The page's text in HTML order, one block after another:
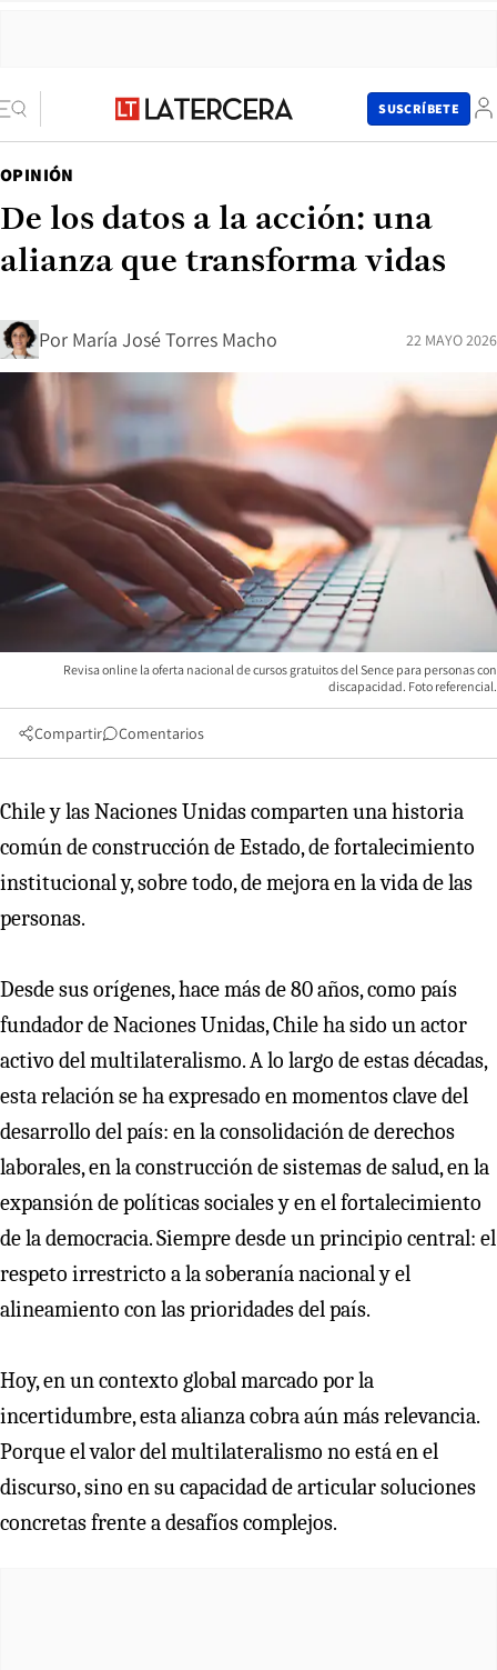
SUSCRÍBETE
OPINIÓN
De los datos a la acción: una
alianza que transforma vidas
Por María José Torres Macho 22 MAYO 2026
Revisa online la oferta nacional de cursos gratuitos del Sence para personas con
discapacidad. Foto referencial.
Compartir Comentarios
Chile y las Naciones Unidas comparten una historia
común de construcción de Estado, de fortalecimiento
institucional y, sobre todo, de mejora en la vida de las
personas.
Desde sus orígenes, hace más de 80 años, como país
fundador de Naciones Unidas, Chile ha sido un actor
activo del multilateralismo. A lo largo de estas décadas,
esta relación se ha expresado en momentos clave del
desarrollo del país: en la consolidación de derechos
laborales, en la construcción de sistemas de salud, en la
expansión de políticas sociales y en el fortalecimiento
de la democracia. Siempre desde un principio central: el
respeto irrestricto a la soberanía nacional y el
alineamiento con las prioridades del país.
Hoy, en un contexto global marcado por la
incertidumbre, esta alianza cobra aún más relevancia.
Porque el valor del multilateralismo no está en el
discurso, sino en su capacidad de articular soluciones
concretas frente a desafíos complejos.